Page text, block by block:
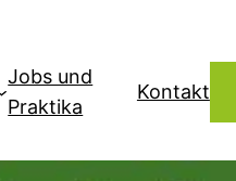
Jobs und
Praktika
Kontakt